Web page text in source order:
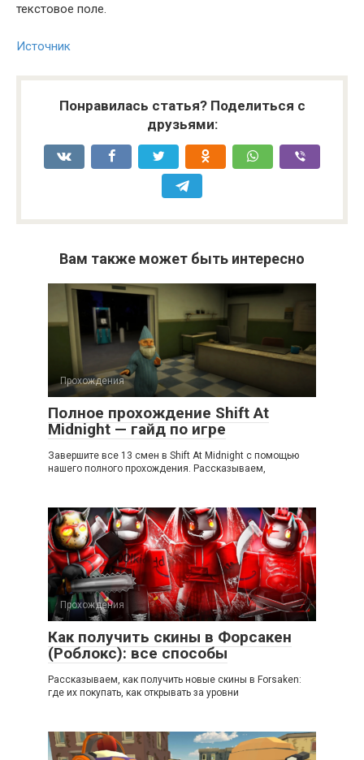
текстовое поле.
Источник
Понравилась статья? Поделиться с
друзьями:
Вам также может быть интересно
Прохождения
Полное прохождение Shift At
Midnight — гайд по игре
Завершите все 13 смен в Shift At Midnight с помощью
нашего полного прохождения. Рассказываем,
Прохождения
Как получить скины в Форсакен
(Роблокс): все способы
Рассказываем, как получить новые скины в Forsaken:
где их покупать, как открывать за уровни